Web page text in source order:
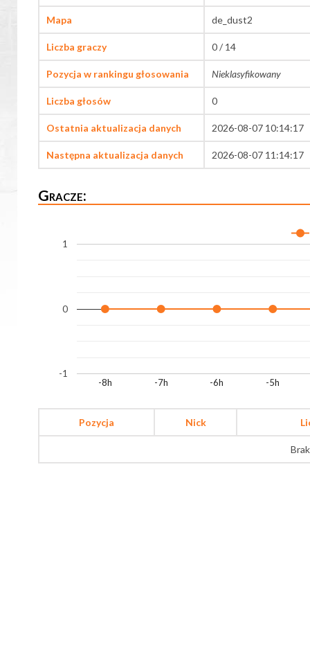
Mapa de_dust2
Liczba graczy 0 / 14
Pozycja w rankingu głosowania Nieklasyfikowany
Liczba głosów 0
Ostatnia aktualizacja danych 2026-08-07 10:14:17
Następna aktualizacja danych 2026-08-07 11:14:17
Gracze:
-8h -7h -6h -5h
-1
0
1
Pozycja Nick